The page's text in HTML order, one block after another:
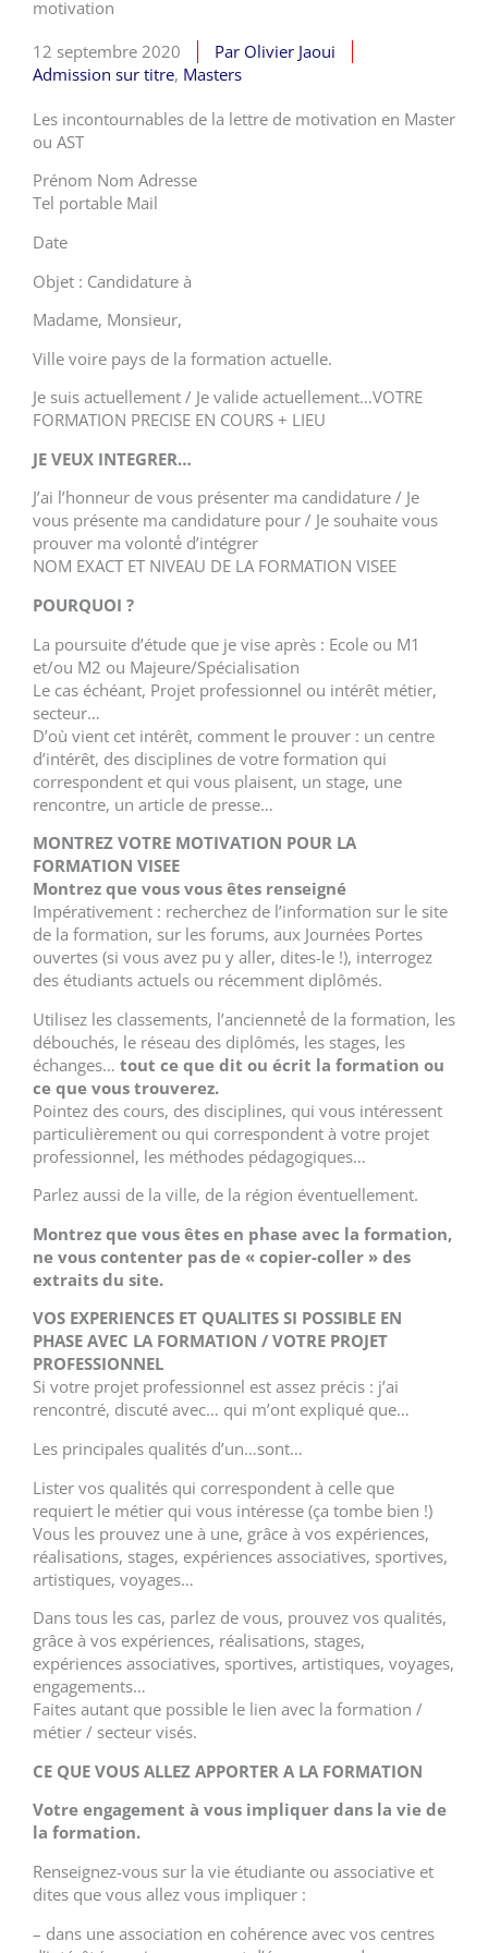
motivation
12 septembre 2020
Par Olivier Jaoui
Admission sur titre, Masters
Les incontournables de la lettre de motivation en Master
ou AST
Prénom Nom Adresse
Tel portable Mail
Date
Objet : Candidature à
Madame, Monsieur,
Ville voire pays de la formation actuelle.
Je suis actuellement / Je valide actuellement…VOTRE
FORMATION PRECISE EN COURS + LIEU
JE VEUX INTEGRER…
J’ai l’honneur de vous présenter ma candidature / Je
vous présente ma candidature pour / Je souhaite vous
prouver ma volonté́ d’intégrer
NOM EXACT ET NIVEAU DE LA FORMATION VISEE
POURQUOI ?
La poursuite d’étude que je vise après : Ecole ou M1
et/ou M2 ou Majeure/Spécialisation
Le cas échéant, Projet professionnel ou intérêt métier,
secteur…
D’où vient cet intérêt, comment le prouver : un centre
d’intérêt, des disciplines de votre formation qui
correspondent et qui vous plaisent, un stage, une
rencontre, un article de presse…
MONTREZ VOTRE MOTIVATION POUR LA
FORMATION VISEE
Montrez que vous vous êtes renseigné
Impérativement : recherchez de l’information sur le site
de la formation, sur les forums, aux Journées Portes
ouvertes (si vous avez pu y aller, dites-le !), interrogez
des étudiants actuels ou récemment diplômés.
Utilisez les classements, l’ancienneté́ de la formation, les
débouchés, le réseau des diplômés, les stages, les
échanges… tout ce que dit ou écrit la formation ou
ce que vous trouverez.
Pointez des cours, des disciplines, qui vous intéressent
particulièrement ou qui correspondent à votre projet
professionnel, les méthodes pédagogiques…
Parlez aussi de la ville, de la région éventuellement.
Montrez que vous êtes en phase avec la formation,
ne vous contenter pas de « copier-coller » des
extraits du site.
VOS EXPERIENCES ET QUALITES SI POSSIBLE EN
PHASE AVEC LA FORMATION / VOTRE PROJET
PROFESSIONNEL
Si votre projet professionnel est assez précis : j’ai
rencontré, discuté avec… qui m’ont expliqué que…
Les principales qualités d’un…sont…
Lister vos qualités qui correspondent à celle que
requiert le métier qui vous intéresse (ça tombe bien !)
Vous les prouvez une à une, grâce à vos expériences,
réalisations, stages, expériences associatives, sportives,
artistiques, voyages…
Dans tous les cas, parlez de vous, prouvez vos qualités,
grâce à vos expériences, réalisations, stages,
expériences associatives, sportives, artistiques, voyages,
engagements…
Faites autant que possible le lien avec la formation /
métier / secteur visés.
CE QUE VOUS ALLEZ APPORTER A LA FORMATION
Votre engagement à vous impliquer dans la vie de
la formation.
Renseignez-vous sur la vie étudiante ou associative et
dites que vous allez vous impliquer :
– dans une association en cohérence avec vos centres